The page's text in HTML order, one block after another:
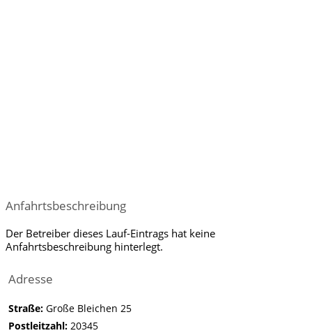
Anfahrtsbeschreibung
Der Betreiber dieses Lauf-Eintrags hat keine
Anfahrtsbeschreibung hinterlegt.
Adresse
Straße: Große Bleichen 25
Postleitzahl: 20345